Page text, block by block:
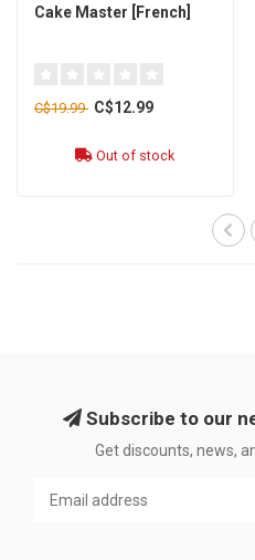
Cake Master [French]
C$19.99 C$12.99
Out of stock
Subscribe to our
Get discounts, news,